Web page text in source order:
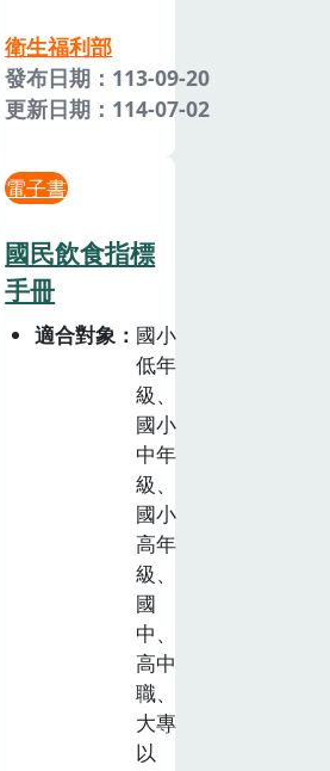
衛生福利部
發布日期：113-09-20
更新日期：114-07-02
電子書
國民飲食指標
手冊
適合對象
國小
低年
級、
國小
中年
級、
國小
高年
級、
國
中、
高中
職、
大專
以